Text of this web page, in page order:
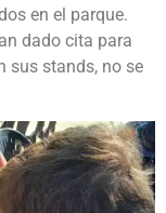
en el parque.
dado cita para
sus stands, no se